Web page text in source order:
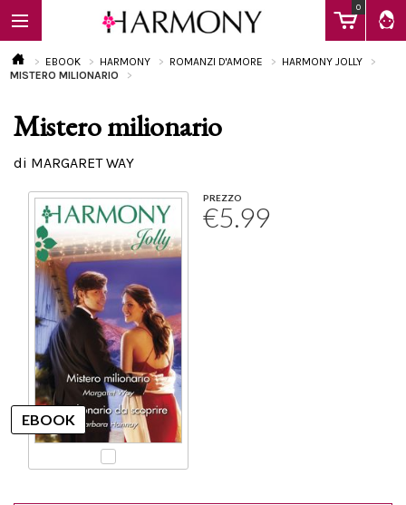
0
EBOOK
Calendario
EBOOK HARMONY ROMANZI D'AMORE
HARMONY JOLLY
MISTERO MILIONARIO
Mistero milionario
di MARGARET WAY
PREZZO
€5.99